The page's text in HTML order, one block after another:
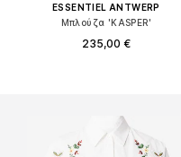
ESSENTIEL ANTWERP
Μπλούζα 'KASPER'
235,00 €